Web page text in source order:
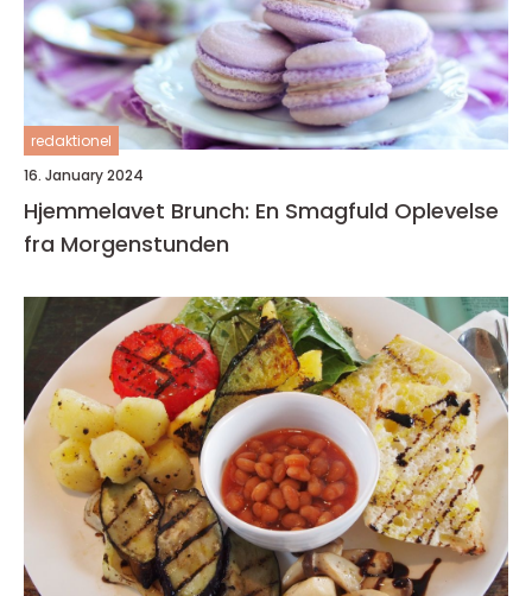
redaktionel
16. January 2024
Hjemmelavet Brunch: En Smagfuld Oplevelse
fra Morgenstunden